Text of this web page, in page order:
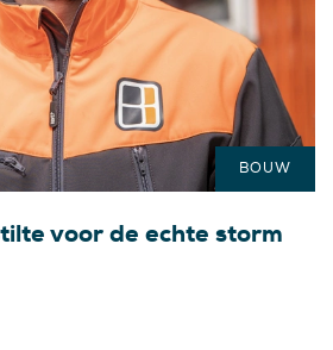
voor de echte storm
BOUW